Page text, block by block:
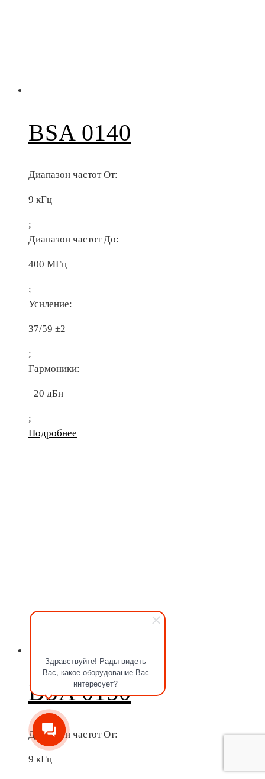
Здравствуйте! Рады видеть
Вас, какое оборудование Вас
интересует?
BSA 0140
Диапазон частот От:
9 кГц
;
Диапазон частот До:
400 МГц
;
Усиление:
37/59 ±2
;
Гармоники:
–20 дБн
;
Подробнее
BSA 0150
Диапазон частот От:
9 кГц